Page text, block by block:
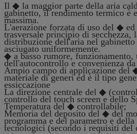
Il ◆ la maggior parte della aria
gabinetto, il rendimento termico è
massima.
L'aerazione forzata di uso del ◆
trasversale principio di secchezza,
distribuzione dell'aria nel
asciugato uniformemente.
◆ a basso rumore, funzionamento,
dell'autocontrollo e convenienza
Ampio campo di applicazione del
materiale di generi ed è il tipo
essiccazione
La direzione centrale del ◆
controllo del touch screen e dello
Temperatura del ◆ controllabile;
Memoria del deposito del ◆ del
programma e del parametro e
tecnologici (secondo i requisiti del